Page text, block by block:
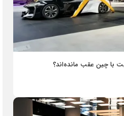
با چین عقب مانده‌اند؟